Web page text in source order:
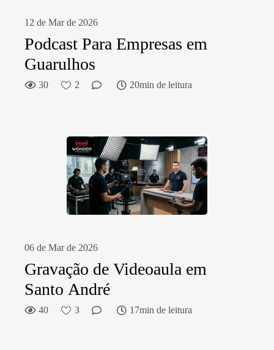
12 de Mar de 2026
Podcast Para Empresas em
Guarulhos
30 2 20min de leitura
06 de Mar de 2026
Gravação de Videoaula em
Santo André
40 3 17min de leitura